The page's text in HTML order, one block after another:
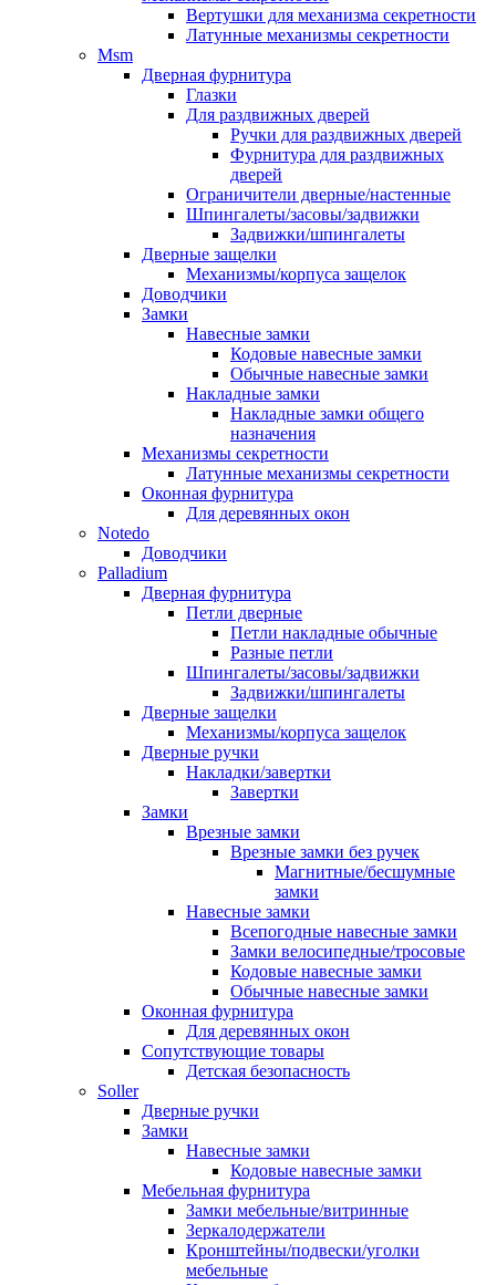
Вертушки для механизма секретности
Латунные механизмы секретности
Msm
Дверная фурнитура
Глазки
Для раздвижных дверей
Ручки для раздвижных дверей
Фурнитура для раздвижных
дверей
Ограничители дверные/настенные
Шпингалеты/засовы/задвижки
Задвижки/шпингалеты
Дверные защелки
Механизмы/корпуса защелок
Доводчики
Замки
Навесные замки
Кодовые навесные замки
Обычные навесные замки
Накладные замки
Накладные замки общего
назначения
Механизмы секретности
Латунные механизмы секретности
Оконная фурнитура
Для деревянных окон
Notedo
Доводчики
Palladium
Дверная фурнитура
Петли дверные
Петли накладные обычные
Разные петли
Шпингалеты/засовы/задвижки
Задвижки/шпингалеты
Дверные защелки
Механизмы/корпуса защелок
Дверные ручки
Накладки/завертки
Завертки
Замки
Врезные замки
Врезные замки без ручек
Магнитные/бесшумные
замки
Навесные замки
Всепогодные навесные замки
Замки велосипедные/тросовые
Кодовые навесные замки
Обычные навесные замки
Оконная фурнитура
Для деревянных окон
Сопутствующие товары
Детская безопасность
Soller
Дверные ручки
Замки
Навесные замки
Кодовые навесные замки
Мебельная фурнитура
Замки мебельные/витринные
Зеркалодержатели
Кронштейны/подвески/уголки
мебельные